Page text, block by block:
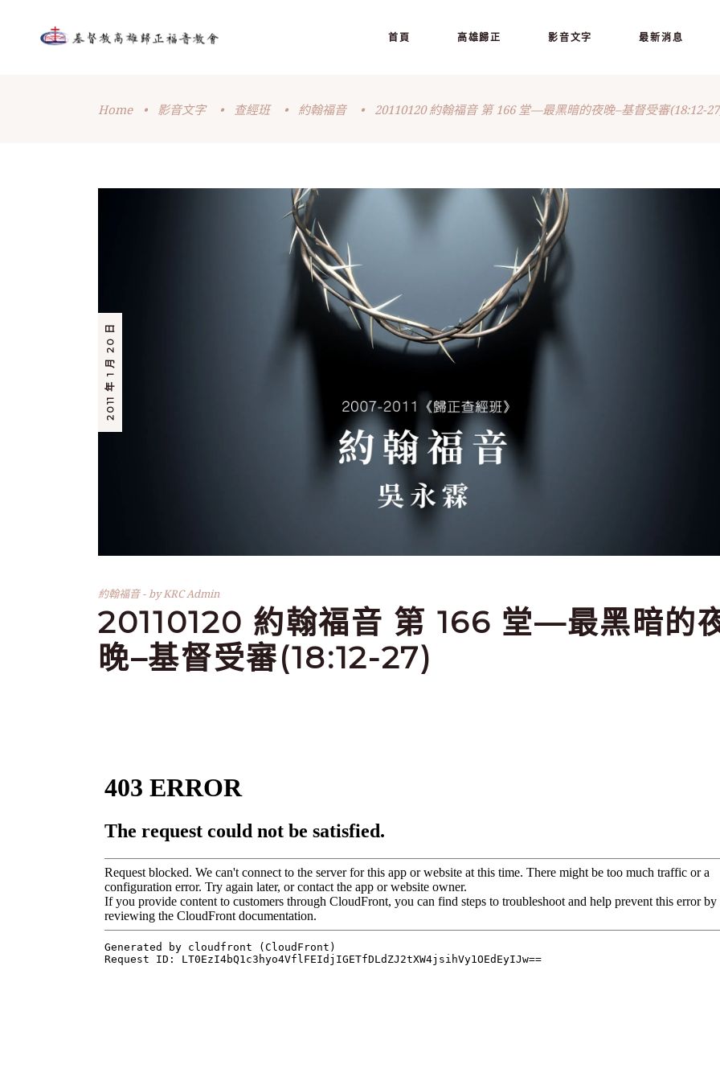
首頁 高雄歸正 影音文字 最新消息
Home • 影音文字 • 查經班 • 約翰福音 • 20110120 約翰福音 第 166 堂—最黑暗的夜晚–基督受審(18:12-
2011 年 1 月 20 日
約翰福音 byKRC Admin
20110120 約翰福音 第 166 堂—最黑暗的
晚–基督受審(18:12-27)